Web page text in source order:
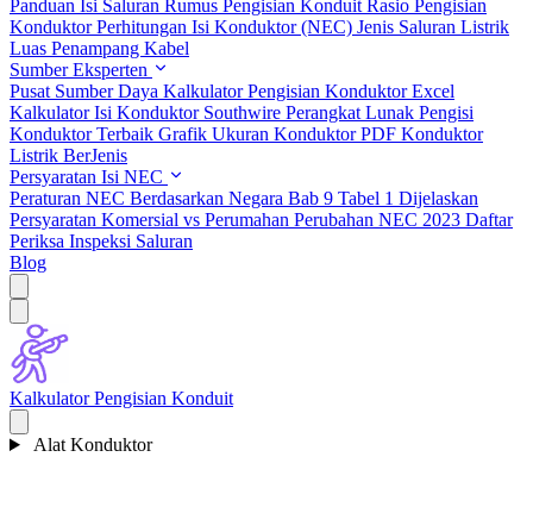
Panduan Isi Saluran Rumus Pengisian Konduit Rasio Pengisian
KonduktorPerhitungan Isi Konduktor (NEC) Jenis Saluran Listrik
Luas Penampang Kabel
Sumber Eksperten
Pusat Sumber Daya Kalkulator Pengisian Konduktor Excel
Kalkulator Isi Konduktor Southwire Perangkat Lunak Pengisi
Konduktor Terbaik Grafik Ukuran Konduktor PDF Konduktor
Listrik BerJenis
Persyaratan Isi NEC
Peraturan NEC Berdasarkan Negara Bab 9 Tabel 1 Dijelaskan
Persyaratan Komersial vs Perumahan Perubahan NEC 2023 Daftar
Periksa Inspeksi Saluran
Blog
Kalkulator Pengisian Konduit
Alat Konduktor